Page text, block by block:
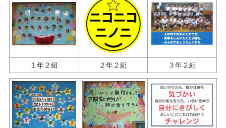
１年２組 ２年２組 ３年２組